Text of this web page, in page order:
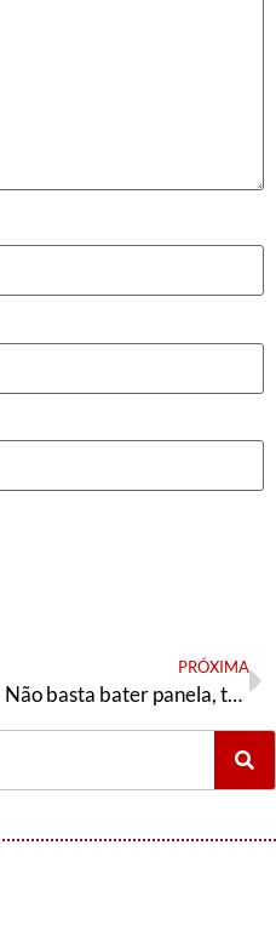
PRÓXIMA
Não basta bater panela, tem que falar de comida!